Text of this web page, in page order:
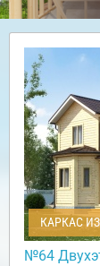
КАРКАС
№64